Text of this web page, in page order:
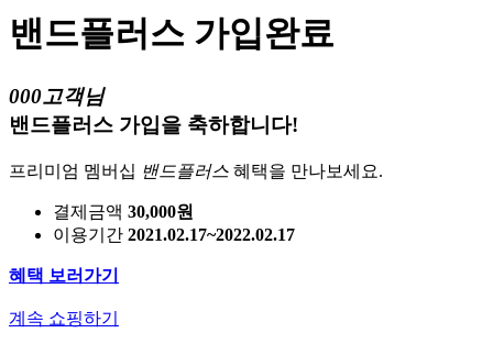
밴드플러스 가입완료
000고객님
밴드플러스 가입을 축하합니다!
프리미엄 멤버십 밴드플러스 혜택을 만나보세요.
결제금액 30,000원
이용기간 2021.02.17~2022.02.17
혜택 보러가기
계속 쇼핑하기